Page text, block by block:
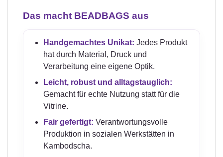
Das macht BEADBAGS aus
Handgemachtes Unikat: Jedes Produkt
hat durch Material, Druck und
Verarbeitung eine eigene Optik.
Leicht, robust und alltagstauglich:
Gemacht für echte Nutzung statt für die
Vitrine.
Fair gefertigt: Verantwortungsvolle
Produktion in sozialen Werkstätten in
Kambodscha.